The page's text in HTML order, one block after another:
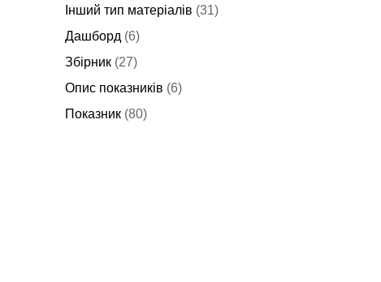
Інший тип матеріалів (31)
Дашборд (6)
Збірник (27)
Опис показників (6)
Показник (80)